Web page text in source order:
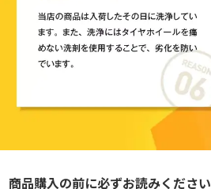
商品購入の前に必ずお読みください